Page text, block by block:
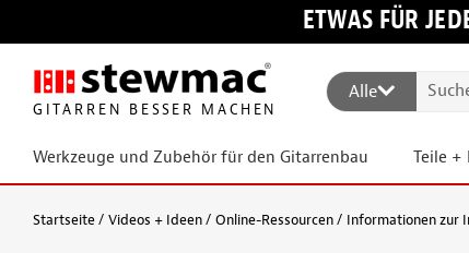
ETWAS FÜR
GITARREN BESSER MACHEN
Alle
Werkzeuge und Zubehör für den Gitarrenbau Teile +
Startseite Videos + Ideen Online-Ressourcen Informationen zur